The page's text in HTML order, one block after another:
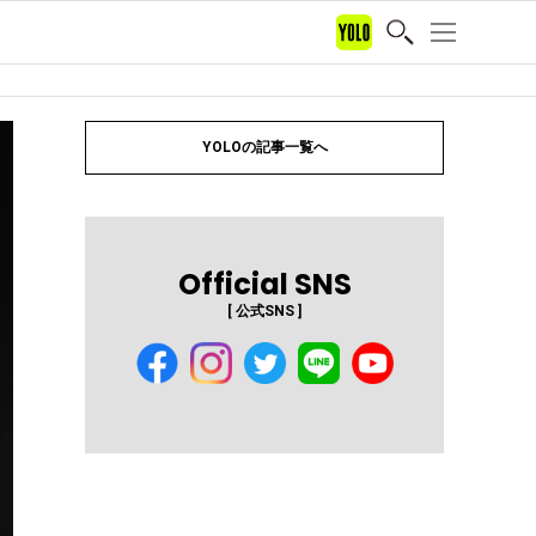
YOLOの記事一覧へ
Official SNS
[ 公式SNS ]